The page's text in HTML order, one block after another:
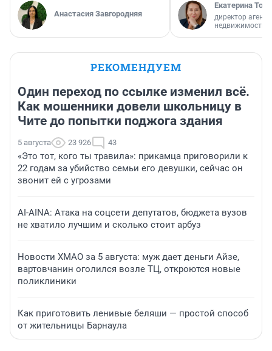
Анастасия Завгородняя
Екатерина
директор
недвижимости
РЕКОМЕНДУЕМ
Один переход по ссылке изменил всё.
Как мошенники довели школьницу в
Чите до попытки поджога здания
5 августа 23 926 43
«Это тот, кого ты травила»: прикамца приговорили к
22 годам за убийство семьи его девушки, сейчас он
звонит ей с угрозами
AI-AINA: Атака на соцсети депутатов, бюджета вузов
не хватило лучшим и сколько стоит арбуз
Новости ХМАО за 5 августа: муж дает деньги Айзе,
вартовчанин оголился возле ТЦ, откроются новые
поликлиники
Как приготовить ленивые беляши — простой способ
от жительницы Барнаула